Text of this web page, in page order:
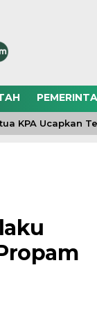
KPA Ucapkan